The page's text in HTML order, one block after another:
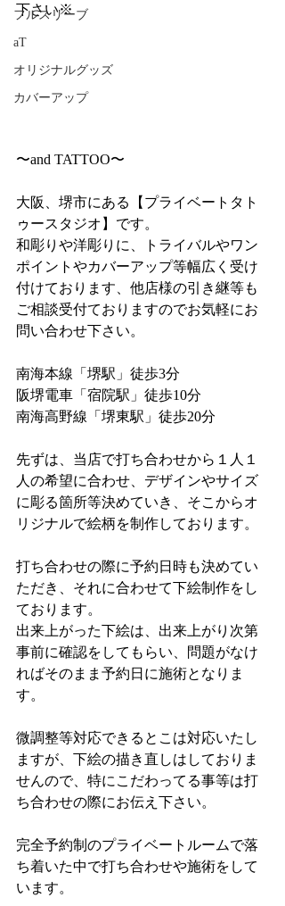
フルスリーブ
aT
オリジナルグッズ
カバーアップ
下さい※
〜and TATTOO〜
大阪、堺市にある【プライベートタト
ゥースタジオ】です。
和彫りや洋彫りに、トライバルやワン
ポイントやカバーアップ等幅広く受け
付けております、他店様の引き継等も
ご相談受付ておりますのでお気軽にお
問い合わせ下さい。
南海本線「堺駅」徒歩3分
阪堺電車「宿院駅」徒歩10分
南海高野線「堺東駅」徒歩20分
先ずは、当店で打ち合わせから１人１
人の希望に合わせ、デザインやサイズ
に彫る箇所等決めていき、そこからオ
リジナルで絵柄を制作しております。
打ち合わせの際に予約日時も決めてい
ただき、それに合わせて下絵制作をし
ております。
出来上がった下絵は、出来上がり次第
事前に確認をしてもらい、問題がなけ
ればそのまま予約日に施術となりま
す。
微調整等対応できるとこは対応いたし
ますが、下絵の描き直しはしておりま
せんので、特にこだわってる事等は打
ち合わせの際にお伝え下さい。
完全予約制のプライベートルームで落
ち着いた中で打ち合わせや施術をして
います。